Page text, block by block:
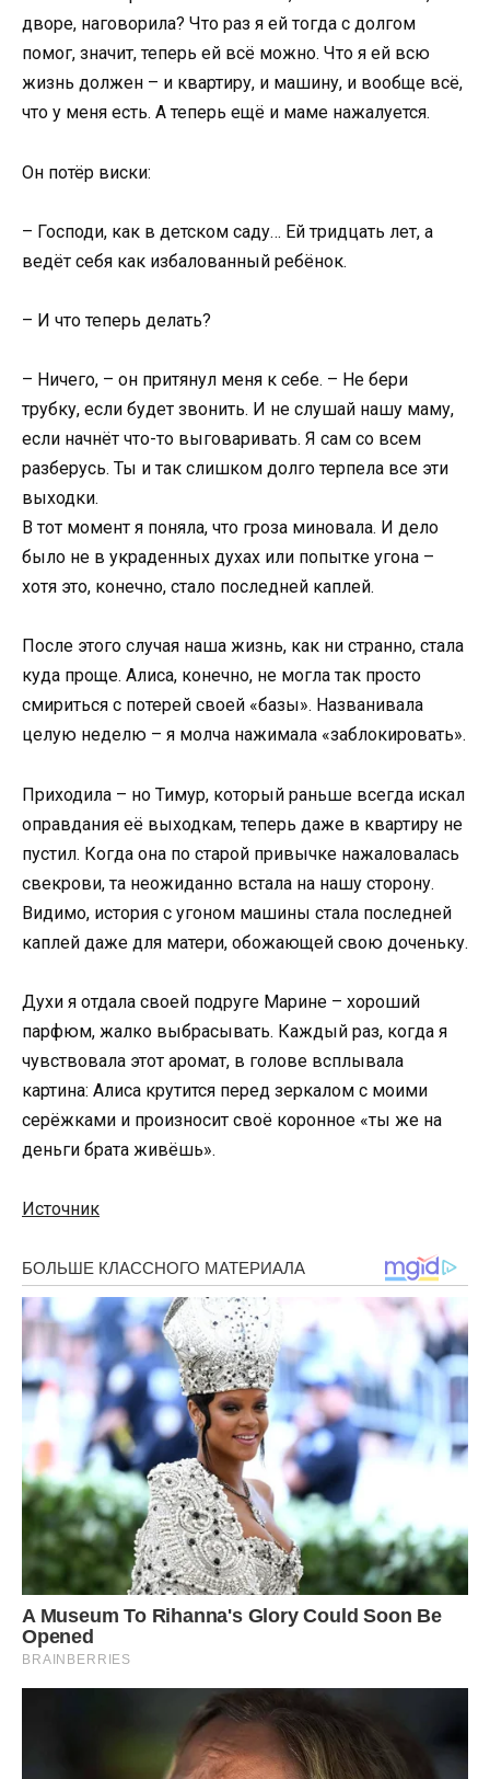
дворе, наговорила? Что раз я ей тогда с долгом
помог, значит, теперь ей всё можно. Что я ей всю
жизнь должен – и квартиру, и машину, и вообще всё,
что у меня есть. А теперь ещё и маме нажалуется.
Он потёр виски:
– Господи, как в детском саду… Ей тридцать лет, а
ведёт себя как избалованный ребёнок.
– И что теперь делать?
– Ничего, – он притянул меня к себе. – Не бери
трубку, если будет звонить. И не слушай нашу маму,
если начнёт что-то выговаривать. Я сам со всем
разберусь. Ты и так слишком долго терпела все эти
выходки.
В тот момент я поняла, что гроза миновала. И дело
было не в украденных духах или попытке угона –
хотя это, конечно, стало последней каплей.
После этого случая наша жизнь, как ни странно, стала
куда проще. Алиса, конечно, не могла так просто
смириться с потерей своей «базы». Названивала
целую неделю – я молча нажимала «заблокировать».
Приходила – но Тимур, который раньше всегда искал
оправдания её выходкам, теперь даже в квартиру не
пустил. Когда она по старой привычке нажаловалась
свекрови, та неожиданно встала на нашу сторону.
Видимо, история с угоном машины стала последней
каплей даже для матери, обожающей свою доченьку.
Духи я отдала своей подруге Марине – хороший
парфюм, жалко выбрасывать. Каждый раз, когда я
чувствовала этот аромат, в голове всплывала
картина: Алиса крутится перед зеркалом с моими
серёжками и произносит своё коронное «ты же на
деньги брата живёшь».
Источник